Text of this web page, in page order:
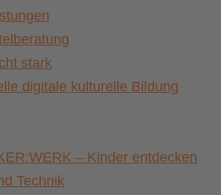
stark
digitale kulturelle Bildung
– Kinder entdecken
Technik